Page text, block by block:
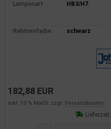
Lampenart HB3/H7
Rahmenfarbe
schwarz
182,88 EUR
inkl. 19 % MwSt. zzgl. Versandkosten
Lieferzeit: